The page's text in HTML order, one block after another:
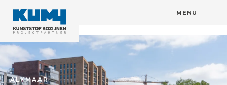
MENU
ALKMAAR